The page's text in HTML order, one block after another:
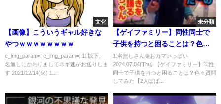
文化
【画像】こういうギャル好きな
やつｗｗｗｗｗｗｗｗ
c_img_param=; c_img_param=; 1: 以下、
名無しにかわりましてネギ速がお送りしま
す 2021/12/14(火) 1...
未分類
【ゲイファミリー】同性同士で
子供を持つと困ることは？色々
質問してみた【2人ぱぱ】【2人
まま】
1:名無しさん＠おカマいっぱい
2024.07.04(Thu) 【ゲイファミリー】同性
同士で子供を持つと困ることは？色々質問
してみた【2人ぱぱ...